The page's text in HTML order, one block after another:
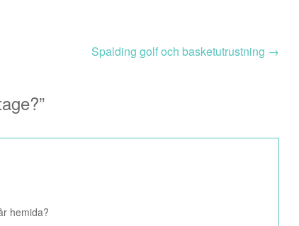
Spalding golf och basketutrustning →
”
hemida?